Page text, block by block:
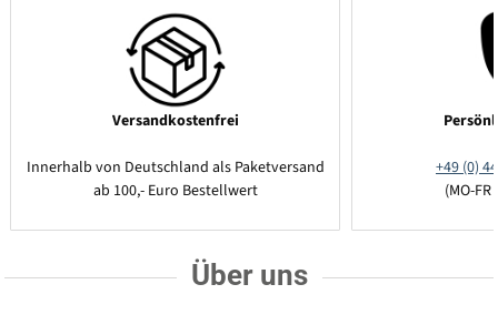
Versandkostenfrei
Innerhalb von Deutschland als Paketversand
ab 100,- Euro Bestellwert
+49 (0)
(MO-
Über uns